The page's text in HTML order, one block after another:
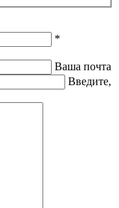
*
Ваша почта
Введите,